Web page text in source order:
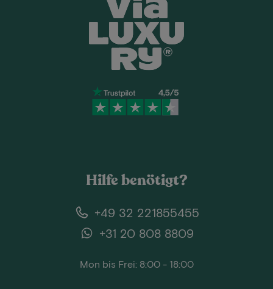
Hilfe benötigt?
+49 32 221855455
+31 20 808 8809
Mon bis Frei: 8:00 - 18:00